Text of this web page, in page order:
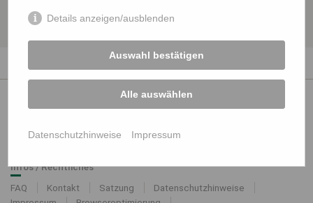
Arbeitsschutz:
VDSI Mitgliedschaft
Mitglied werden
Infos / Rechtliches
FAQ
Kontakt Satzung
Datenschutzhinweise
Details anzeigen/ausblenden
Auswahl bestätigen
Alle auswählen
Datenschutzhinweise Impressum